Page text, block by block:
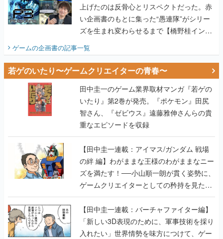
上げたのは反骨心とリスペクトだった。赤
い企画書のもとに集った“愚連隊”がシリー
ズを生まれ変わらせるまで【橋野桂インタ
ゲームの企画書の記事一覧
若ゲのいたり〜ゲームクリエイターの青春〜
田中圭一のゲーム業界取材マンガ『若ゲの
いたり』第2巻が発売。『ポケモン』田尻
智さん、『ゼビウス』遠藤雅伸さんらの貴
重なエピソードを収録
【田中圭一連載：アイマス/ガンダム 戦場
の絆 編】わがままな王様のわがままなニー
ズを満たす！──小山順一朗が貫く姿勢に、
ゲームクリエイターとしての矜持を見た
【若ゲのいたり最終回】
【田中圭一連載：バーチャファイター編】
「新しい3D表現のために、軍事技術を採り
入れたい」世界情勢を味方につけて、ゲー